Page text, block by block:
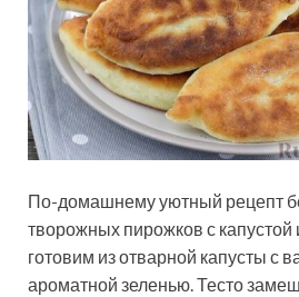
По-домашнему уютный рецепт
творожных пирожков с
готовим из отварной капусты с
ароматной зеленью. Тесто